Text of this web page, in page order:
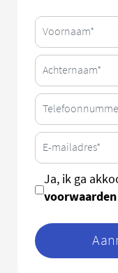
Ja, ik ga
voorwaarden